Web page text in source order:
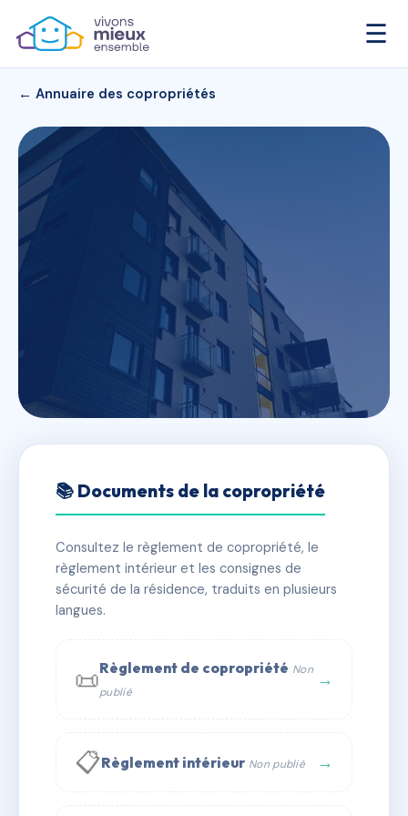
☰
← Annuaire des copropriétés
LES BUISSONNETS
✓ Immatriculée 🏠 72 lots 🏗 1 bâtiment(s)
📞 Contacter Syndic Digital
📚 Documents de la copropriété
Consultez le règlement de copropriété, le
règlement intérieur et les consignes de
sécurité de la résidence, traduits en plusieurs
langues.
📜Règlement de copropriété Non
publié
→
📋Règlement intérieur Non publié →